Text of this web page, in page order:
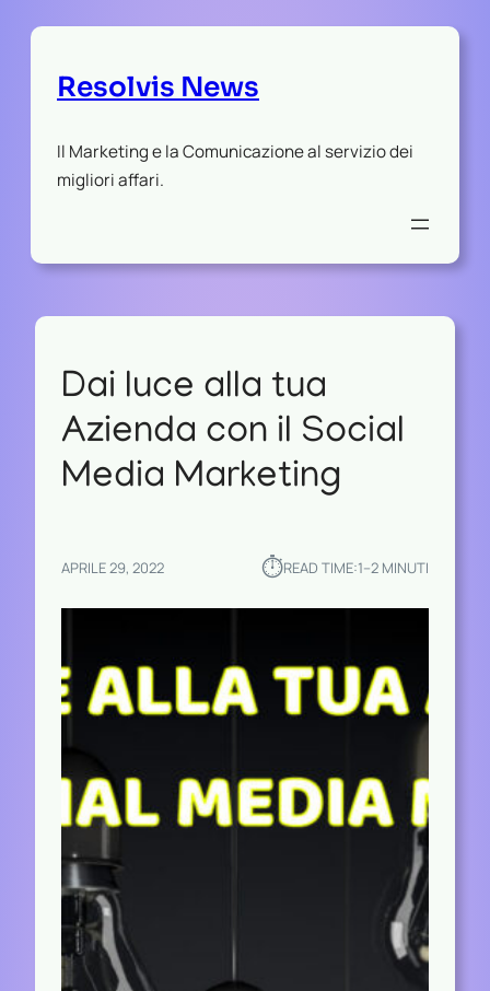
Resolvis News
Il Marketing e la Comunicazione al servizio dei
migliori affari.
Dai luce alla tua
Azienda con il Social
Media Marketing
APRILE 29, 2022 ⏱︎READ TIME:1–2 MINUTI